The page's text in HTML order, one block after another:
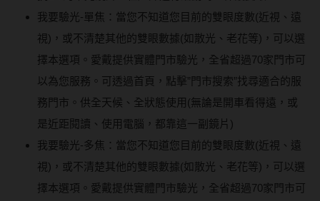
我要驗光-單焦：當您不知道您目前的雙眼度數(近視、遠
視)，或不清楚其他的雙眼數據(如散光、老花等)，可以選
擇本選項。愛戴提供實體門市驗光，全省超過70家門市可
以為您服務。可透過首頁，點擊”門市搜索”找尋適合的服
務門市。供全天候、全狀態使用(無論是開車看得遠，或
是近距閱讀、使用電腦，都靠這一副鏡片)
我要驗光-多焦：當您不知道您目前的雙眼度數(近視、遠
視)，或不清楚其他的雙眼數據(如散光、老花等)，可以選
擇本選項。愛戴提供實體門市驗光，全省超過70家門市可